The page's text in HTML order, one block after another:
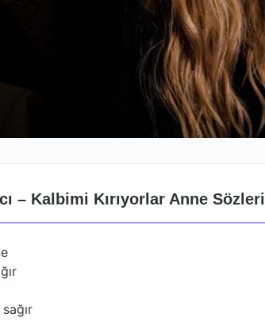
– Kalbimi Kırıyorlar Anne Sözleri